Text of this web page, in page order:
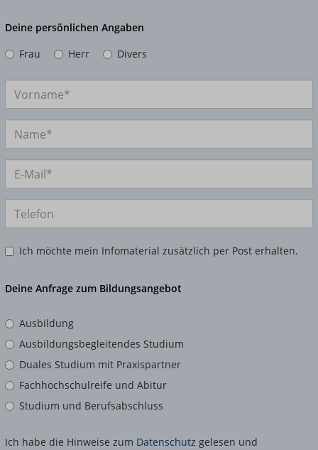
Deine persönlichen Angaben
Frau
Herr Divers
Ich möchte mein Infomaterial zusätzlich per Post erhalten.
Deine Anfrage zum Bildungsangebot
Ausbildung
Ausbildungsbegleitendes Studium
Duales Studium mit Praxispartner
Fachhochschulreife und Abitur
Studium und Berufsabschluss
Ich habe die Hinweise zum Datenschutz gelesen und